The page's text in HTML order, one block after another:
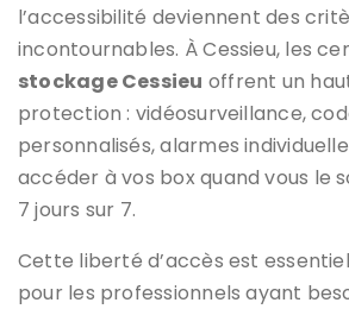
l’accessibilité deviennent des
incontournables. À Cessieu, les
stockage Cessieu offrent un
protection : vidéosurveillance,
personnalisés, alarmes
accéder à vos box quand vous le
7 jours sur 7.
Cette liberté d’accès est
pour les professionnels ayant